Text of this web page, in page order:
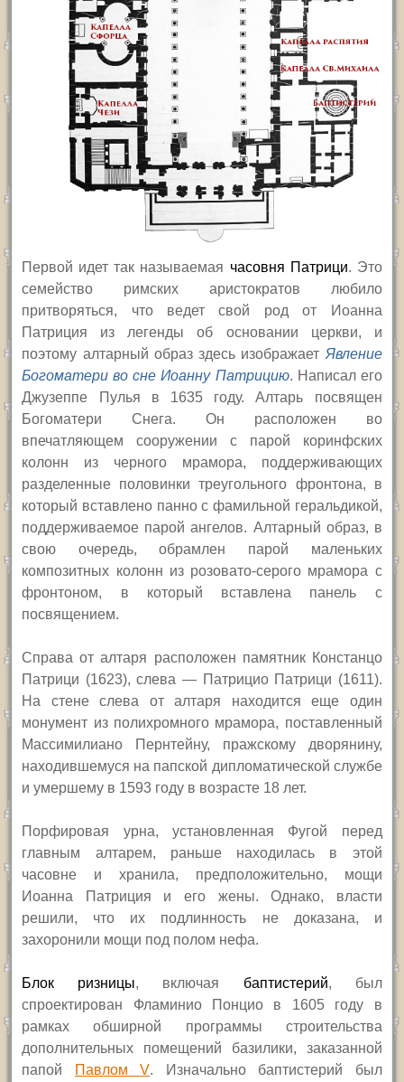
Первой идет так называемая часовня Патрици. Это
семейство римских аристократов любило
притворяться, что ведет свой род от Иоанна
Патриция из легенды об основании церкви, и
поэтому алтарный образ здесь изображает Явление
Богоматери во сне Иоанну Патрицию. Написал его
Джузеппе Пулья в 1635 году. Алтарь посвящен
Богоматери Снега. Он расположен во
впечатляющем сооружении с парой коринфских
колонн из черного мрамора, поддерживающих
разделенные половинки треугольного фронтона, в
который вставлено панно с фамильной геральдикой,
поддерживаемое парой ангелов. Алтарный образ, в
свою очередь, обрамлен парой маленьких
композитных колонн из розовато-серого мрамора с
фронтоном, в который вставлена панель с
посвящением.
Справа от алтаря расположен памятник Констанцо
Патрици (1623), слева — Патрицио Патрици (1611).
На стене слева от алтаря находится еще один
монумент из полихромного мрамора, поставленный
Массимилиано Пернтейну, пражскому дворянину,
находившемуся на папской дипломатической службе
и умершему в 1593 году в возрасте 18 лет.
Порфировая урна, установленная Фугой перед
главным алтарем, раньше находилась в этой
часовне и хранила, предположительно, мощи
Иоанна Патриция и его жены. Однако, власти
решили, что их подлинность не доказана, и
захоронили мощи под полом нефа.
Блок ризницы, включая баптистерий, был
спроектирован Фламинио Понцио в 1605 году в
рамках обширной программы строительства
дополнительных помещений базилики, заказанной
папой
ПавломV.
Изначально баптистерий был